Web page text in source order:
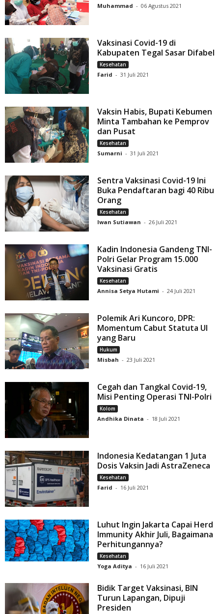
Muhammad - 06 Agustus 2021
Vaksinasi Covid-19 di
Kabupaten Tegal Sasar Difabel
Kesehatan
Farid - 31 Juli 2021
Vaksin Habis, Bupati Kebumen
Minta Tambahan ke Pemprov
dan Pusat
Kesehatan
Sumarni - 31 Juli 2021
Sentra Vaksinasi Covid-19 Ini
Buka Pendaftaran bagi 40 Ribu
Orang
Kesehatan
Iwan Sutiawan - 26 Juli 2021
Kadin Indonesia Gandeng TNI-
Polri Gelar Program 15.000
Vaksinasi Gratis
Kesehatan
Annisa Setya Hutami - 24 Juli 2021
Polemik Ari Kuncoro, DPR:
Momentum Cabut Statuta UI
yang Baru
Hukum
Misbah - 23 Juli 2021
Cegah dan Tangkal Covid-19,
Misi Penting Operasi TNI-Polri
Kolom
Andhika Dinata - 18 Juli 2021
Indonesia Kedatangan 1 Juta
Dosis Vaksin Jadi AstraZeneca
Kesehatan
Farid - 16 Juli 2021
Luhut Ingin Jakarta Capai Herd
Immunity Akhir Juli, Bagaimana
Perhitungannya?
Kesehatan
Yoga Aditya - 16 Juli 2021
Bidik Target Vaksinasi, BIN
Turun Lapangan, Dipuji
Presiden